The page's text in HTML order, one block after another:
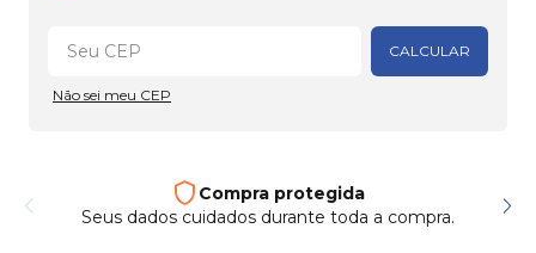
Alterar CEP
CALCULAR
Não sei meu CEP
Frete e entrega
Enviamos para todo país